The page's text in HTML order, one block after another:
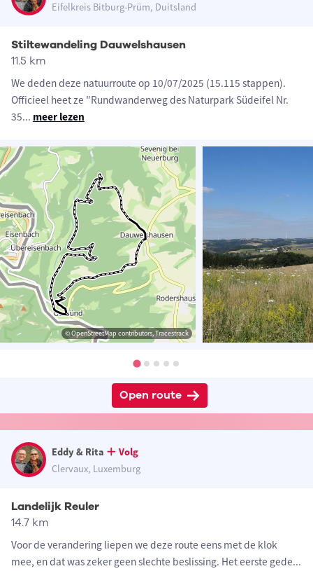
Eifelkreis Bitburg-Prüm, Duitsland
Stiltewandeling Dauwelshausen
11.5 km
We deden deze natuurroute op 10/07/2025 (15.115 stappen).
Officieel heet ze "Rundwanderweg des Naturpark Südeifel Nr.
35... meer lezen
© OpenStreetMap contributors, Tracestrack
Open route
Eddy & Rita
Volg
Clervaux, Luxemburg
Landelijk Reuler
14.7 km
Voor de verandering liepen we deze route eens met de klok
mee, en dat was zeker geen slechte beslissing. Het eerste gede...